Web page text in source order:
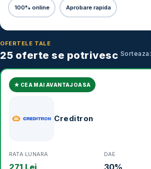
100% online Aprobare rapida
OFERTELE TALE
25 oferte se potrivesc Sorteaza:
★ CEA MAI AVANTAJOASA
Creditron
RATA LUNARA
271 Lei
DAE
30%